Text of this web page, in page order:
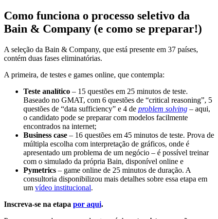
Como funciona o processo seletivo da
Bain & Company (e como se preparar!)
A seleção da Bain & Company, que está presente em 37 países,
contém duas fases eliminatórias.
A primeira, de testes e games online, que contempla:
Teste analítico – 15 questões em 25 minutos de teste.
Baseado no GMAT, com 6 questões de “critical reasoning”, 5
questões de “data sufficiency” e 4 de problem solving – aqui,
o candidato pode se preparar com modelos facilmente
encontrados na internet;
Business case – 16 questões em 45 minutos de teste. Prova de
múltipla escolha com interpretação de gráficos, onde é
apresentado um problema de um negócio – é possível treinar
com o simulado da própria Bain, disponível online e
Pymetrics – game online de 25 minutos de duração. A
consultoria disponibilizou mais detalhes sobre essa etapa em
um vídeo institucional.
Inscreva-se na etapa por aqui.